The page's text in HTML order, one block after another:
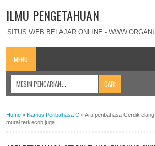
ILMU PENGETAHUAN
SITUS WEB BELAJAR ONLINE -
MENU
Home » Kamus Peribahasa C »Arti peribahasa Cerdik
murai terkecoh juga